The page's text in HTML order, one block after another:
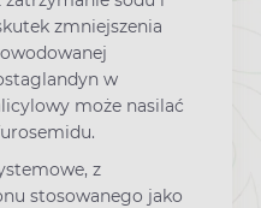
zmniejszenia
w
może nasilać
z
stosowanego jako